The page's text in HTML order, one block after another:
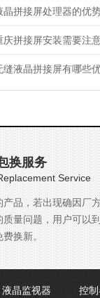
晶拼接屏处理器的优
庆拼接屏安装需要注
缝液晶拼接屏有哪些
换服务
Service
产品，若出现确因厂
质量问题，用户可以
费换新。
液晶监视器 控